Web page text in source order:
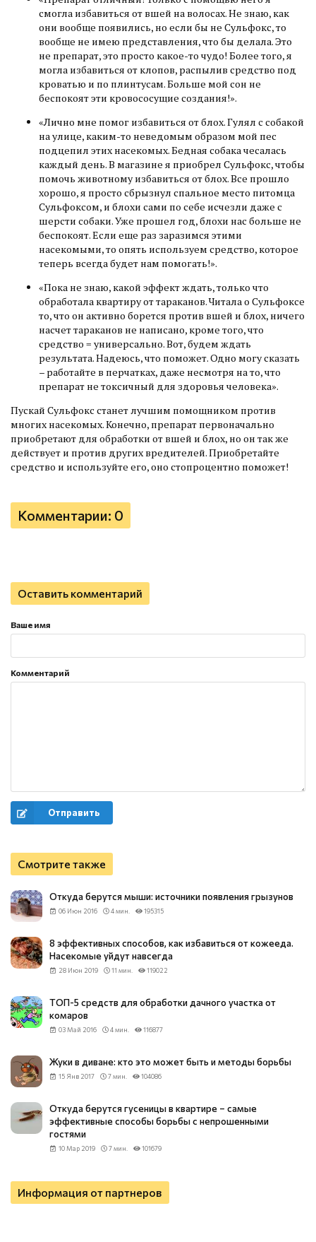
смогла избавиться от вшей на волосах. Не знаю, как
они вообще появились, но если бы не Сульфокс, то
вообще не имею представления, что бы делала. Это
не препарат, это просто какое-то чудо! Более того, я
могла избавиться от клопов, распылив средство под
кроватью и по плинтусам. Больше мой сон не
беспокоят эти кровососущие создания!».
«Лично мне помог избавиться от блох. Гулял с собакой
на улице, каким-то неведомым образом мой пес
подцепил этих насекомых. Бедная собака чесалась
каждый день. В магазине я приобрел Сульфокс, чтобы
помочь животному избавиться от блох. Все прошло
хорошо, я просто сбрызнул спальное место питомца
Сульфоксом, и блохи сами по себе исчезли даже с
шерсти собаки. Уже прошел год, блохи нас больше не
беспокоят. Если еще раз заразимся этими
насекомыми, то опять используем средство, которое
теперь всегда будет нам помогать!».
«Пока не знаю, какой эффект ждать, только что
обработала квартиру от тараканов. Читала о Сульфоксе
то, что он активно борется против вшей и блох, ничего
насчет тараканов не написано, кроме того, что
средство = универсально. Вот, будем ждать
результата. Надеюсь, что поможет. Одно могу сказать
– работайте в перчатках, даже несмотря на то, что
препарат не токсичный для здоровья человека».
Пускай Сульфокс станет лучшим помощником против
многих насекомых. Конечно, препарат первоначально
приобретают для обработки от вшей и блох, но он так же
действует и против других вредителей. Приобретайте
средство и используйте его, оно стопроцентно поможет!
Комментарии: 0
Оставить комментарий
Ваше имя
Комментарий
Отправить
Смотрите также
Откуда берутся мыши: источники появления грызунов
06 Июн 2016 4 мин. 195315
8 эффективных способов, как избавиться от кожееда.
Насекомые уйдут навсегда
28 Июн 2019 11 мин. 119022
ТОП-5 средств для обработки дачного участка от
комаров
03 Май 2016 4 мин. 116877
Жуки в диване: кто это может быть и методы борьбы
15 Янв 2017 7 мин. 104086
Откуда берутся гусеницы в квартире – самые
эффективные способы борьбы с непрошенными
гостями
10 Мар 2019 7 мин. 101679
Информация от партнеров